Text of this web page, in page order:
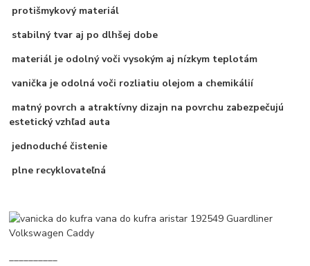
protišmykový materiál
stabilný tvar aj po dlhšej dobe
materiál je odolný voči vysokým aj nízkym teplotám
vanička je odolná voči rozliatiu olejom a chemikálií
matný povrch a atraktívny dizajn na povrchu zabezpečujú
estetický vzhľad auta
jednoduché čistenie
plne recyklovateľná